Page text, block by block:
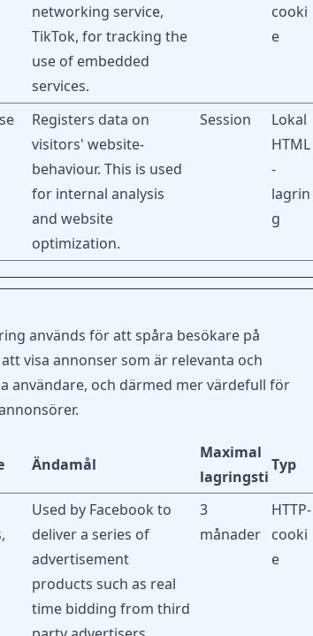
networking service,
TikTok, for tracking the
use of embedded
services.
cooki
e
Registers data on
visitors' website-
behaviour. This is used
for internal analysis
and website
optimization.
Session
Lokal
HTML
-
lagrin
g
används för att spåra besökare på
visa annonser som är relevanta och
användare, och därmed mer värdefull för
Ändamål
Maximal
lagringstid
Typ
Used by Facebook to
deliver a series of
advertisement
products such as real
time bidding from third
3
månader
HTTP-
cooki
e